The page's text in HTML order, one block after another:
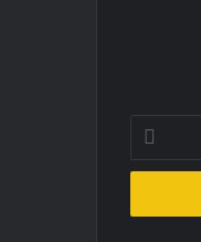
seu
de